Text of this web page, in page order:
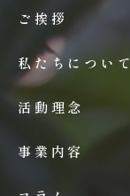
ご挨拶
私たちについて
活動理念
事業内容